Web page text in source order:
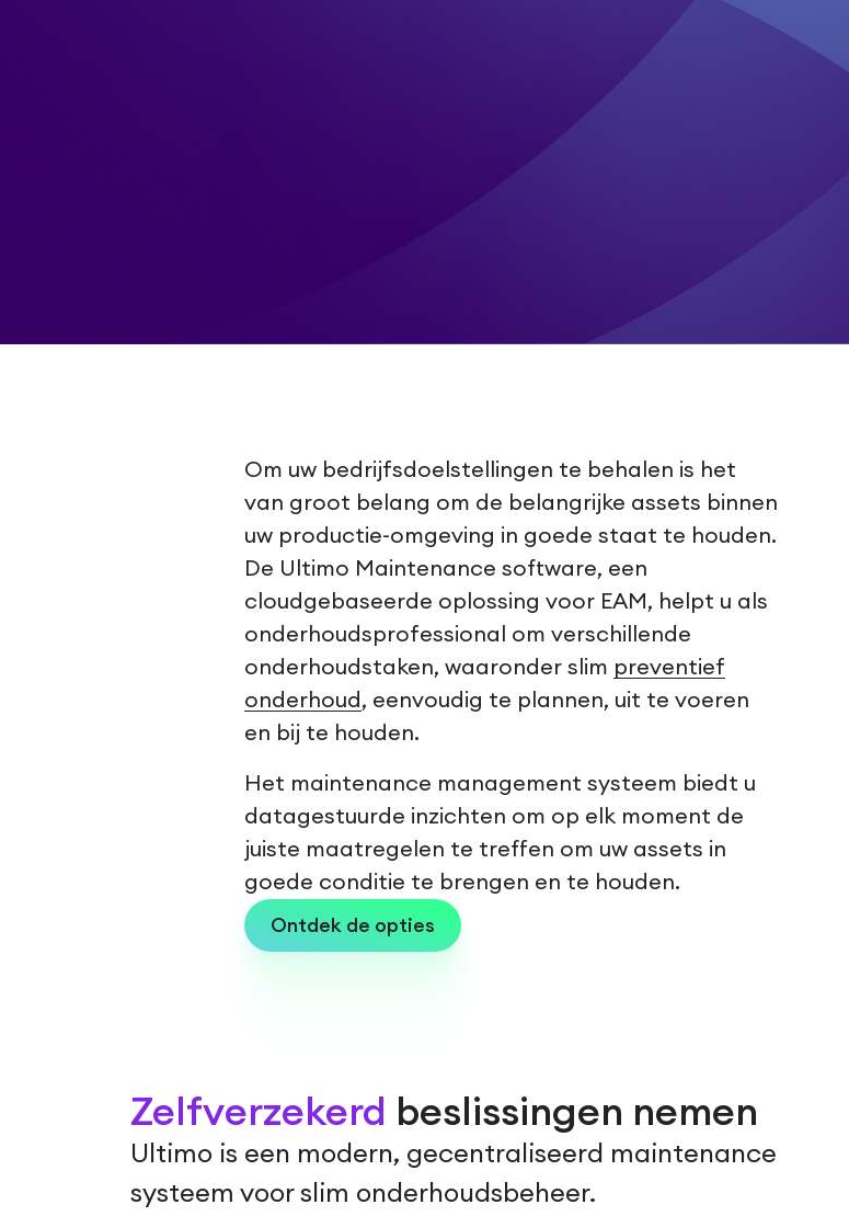
Om uw bedrijfsdoelstellingen te behalen is het
van groot belang om de belangrijke assets binnen
uw productie-omgeving in goede staat te houden.
De Ultimo Maintenance software, een
cloudgebaseerde oplossing voor EAM, helpt u als
onderhoudsprofessional om verschillende
onderhoudstaken, waaronder slim preventief
onderhoud , eenvoudig te plannen, uit te voeren
en bij te houden.
Het maintenance management systeem biedt u
datagestuurde inzichten om op elk moment de
juiste maatregelen te treffen om uw assets in
goede conditie te brengen en te houden.
Ontdek de opties
Zelfverzekerd beslissingen nemen
Ultimo is een modern, gecentraliseerd maintenance
systeem voor slim onderhoudsbeheer.